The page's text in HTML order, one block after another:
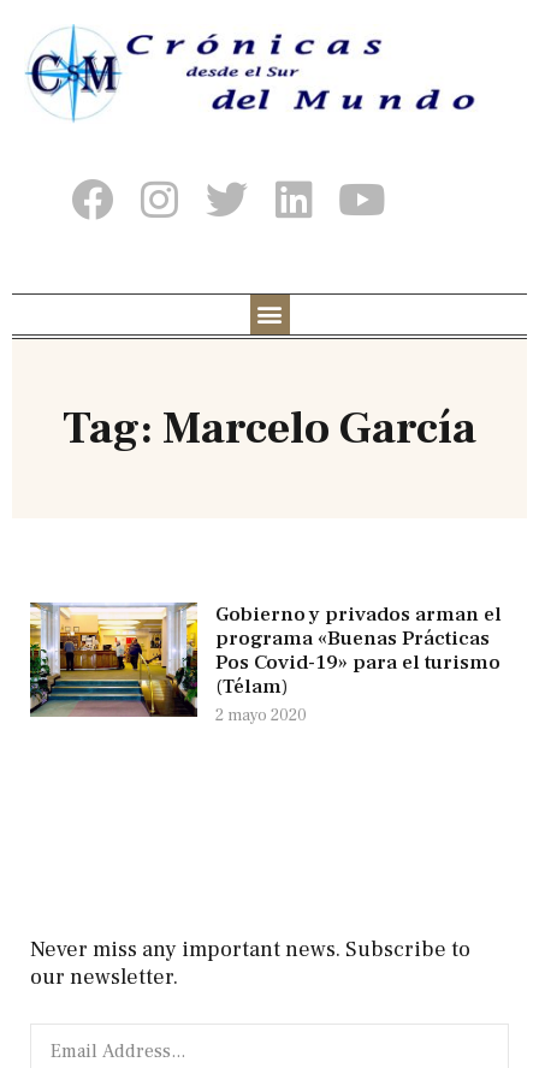
Tag: Marcelo García
Gobierno y privados arman el
programa «Buenas Prácticas
Pos Covid-19» para el turismo
(Télam)
2 mayo 2020
Never miss any important news. Subscribe to
our newsletter.